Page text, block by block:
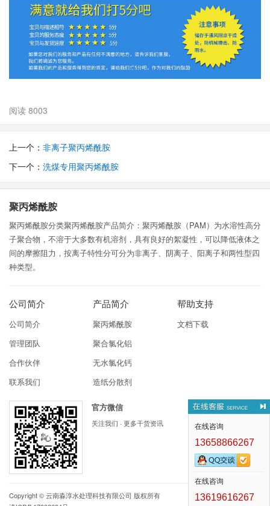
阅读 8003
上一个： 非离子聚丙烯酰胺
下一个： 洗煤专用聚丙烯酰胺
聚丙烯酰胺
聚丙烯酰胺分类聚丙烯酰胺产品简介：聚丙烯酰胺（PAM）为水溶性高分
子聚合物，不溶于大多数有机溶剂，具有良好的絮凝性，可以降低液体之
间的摩擦阻力，按离子特性分可分为非离子、阴离子、阳离子和两性型四
种类型。
公司简介
公司简介
管理团队
合作伙伴
联系我们
产品简介
聚丙烯酰胺
聚合氯化铝
无水氯化钙
造纸分散剂
帮助支持
文档下载
官方微信
关注我们 · 更多干货资讯
Copyright ©云南淼淳水处理科技有限公司 版权所有
在线咨询
13658866267
在线咨询
13619616267